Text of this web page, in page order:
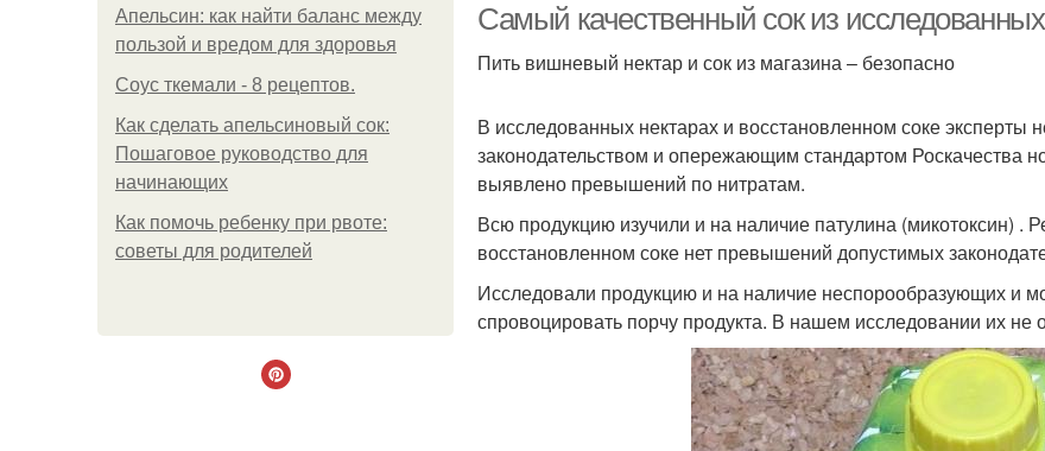
Апельсин: как найти баланс между
пользой и вредом для здоровья
Соус ткемали - 8 рецептов.
Как сделать апельсиновый сок:
Пошаговое руководство для
начинающих
Как помочь ребенку при рвоте:
советы для родителей
Самый качественный сок из
Пить вишневый нектар и сок из магазина – безопасно
В исследованных нектарах и восстановленном соке
законодательством и опережающим стандартом
выявлено превышений по нитратам.
Всю продукцию изучили и на наличие патулина (микотоксин) .
восстановленном соке нет превышений допустимых
Исследовали продукцию и на наличие неспорообразующих и
спровоцировать порчу продукта. В нашем исследовании их не